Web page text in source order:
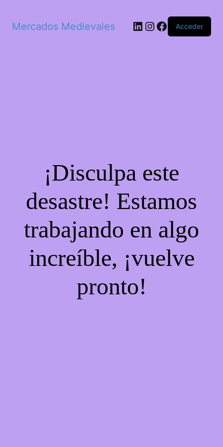
Mercados Medievales LinkedIn
Instagram
Facebook
Acceder
¡Disculpa este
desastre! Estamos
trabajando en algo
increíble, ¡vuelve
pronto!